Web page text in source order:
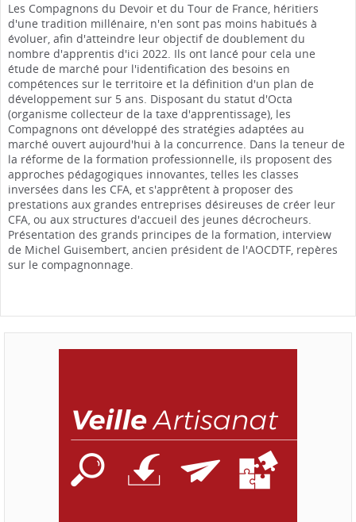
Les Compagnons du Devoir et du Tour de France, héritiers
d'une tradition millénaire, n'en sont pas moins habitués à
évoluer, afin d'atteindre leur objectif de doublement du
nombre d'apprentis d'ici 2022. Ils ont lancé pour cela une
étude de marché pour l'identification des besoins en
compétences sur le territoire et la définition d'un plan de
développement sur 5 ans. Disposant du statut d'Octa
(organisme collecteur de la taxe d'apprentissage), les
Compagnons ont développé des stratégies adaptées au
marché ouvert aujourd'hui à la concurrence. Dans la teneur de
la réforme de la formation professionnelle, ils proposent des
approches pédagogiques innovantes, telles les classes
inversées dans les CFA, et s'apprêtent à proposer des
prestations aux grandes entreprises désireuses de créer leur
CFA, ou aux structures d'accueil des jeunes décrocheurs.
Présentation des grands principes de la formation, interview
de Michel Guisembert, ancien président de l'AOCDTF, repères
sur le compagnonnage.